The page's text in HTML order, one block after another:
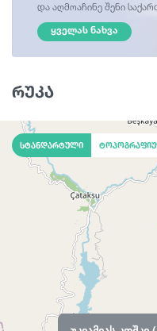
და აღმოაჩინე შენი
ᲧᲕᲔᲚᲐᲡ ᲜᲐᲮᲕᲐ
რუკა
სტანდარტული